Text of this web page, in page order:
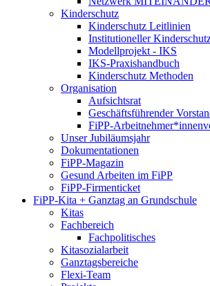
Kinderschutz
Kinderschutz Leitlinien
Institutioneller
Modellprojekt - IKS
IKS-Praxishandbuch
Kinderschutz Methoden
Organisation
Aufsichtsrat
Geschäftsführender
FiPP-
Unser Jubiläumsjahr
Dokumentationen
FiPP-Magazin
Gesund Arbeiten im FiPP
FiPP-Firmenticket
FiPP-Kita + Ganztag an Grundschule
Kitas
Fachbereich
Fachpolitisches
Kitasozialarbeit
Ganztagsbereiche
Flexi-Team